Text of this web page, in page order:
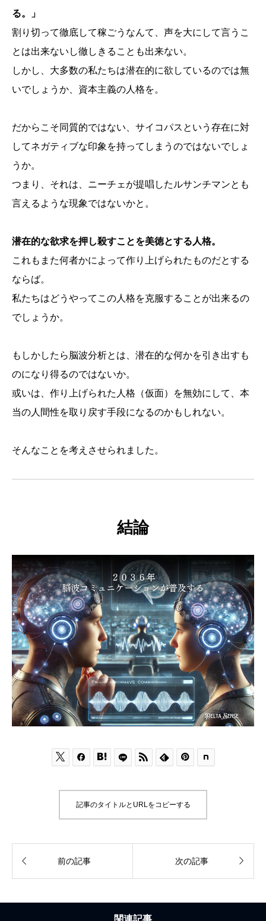
る。」
割り切って徹底して稼ごうなんて、声を大にして言うこ
とは出来ないし徹しきることも出来ない。
しかし、大多数の私たちは潜在的に欲しているのでは無
いでしょうか、資本主義の人格を。
だからこそ同質的ではない、サイコパスという存在に対
してネガティブな印象を持ってしまうのではないでしょ
うか。
つまり、それは、ニーチェが提唱したルサンチマンとも
言えるような現象ではないかと。
潜在的な欲求を押し殺すことを美徳とする人格。
これもまた何者かによって作り上げられたものだとする
ならば。
私たちはどうやってこの人格を克服することが出来るの
でしょうか。
もしかしたら脳波分析とは、潜在的な何かを引き出すも
のになり得るのではないか。
或いは、作り上げられた人格（仮面）を無効にして、本
当の人間性を取り戻す手段になるのかもしれない。
そんなことを考えさせられました。
結論
     
記事のタイトルとURLをコピーする
 前の記事 次の記事 
関連記事